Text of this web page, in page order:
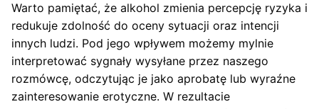
Warto pamiętać, że alkohol zmienia percepcję ryzyka i
redukuje zdolność do oceny sytuacji oraz intencji
innych ludzi. Pod jego wpływem możemy mylnie
interpretować sygnały wysyłane przez naszego
rozmówcę, odczytując je jako aprobatę lub wyraźne
zainteresowanie erotyczne. W rezultacie